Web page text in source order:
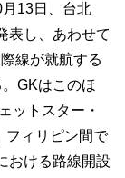
13日、台北
表し、あわせて
線が就航する
GKはこのほ
ットスター・
フィリピン間で
おける路線開設